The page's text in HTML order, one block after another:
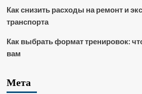
Как снизить расходы на ремонт и
транспорта
Как выбрать формат тренировок:
вам
Мета